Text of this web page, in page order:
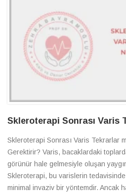
Skleroterapi Sonrası Varis
Skleroterapi Sonrası Varis Tekrarlar
Gerektirir? Varis, bacaklardaki
görünür hale gelmesiyle oluşan
Skleroterapi, bu varislerin tedavisinde
minimal invaziv bir yöntemdir. Ancak